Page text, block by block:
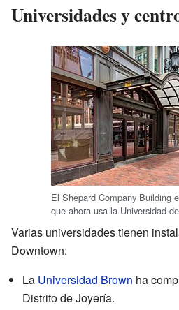
Universidades y
El Shepard Company Building
que ahora usa la Universidad
Varias universidades tienen
Downtown:
La Universidad Brown ha
Distrito de Joyería.